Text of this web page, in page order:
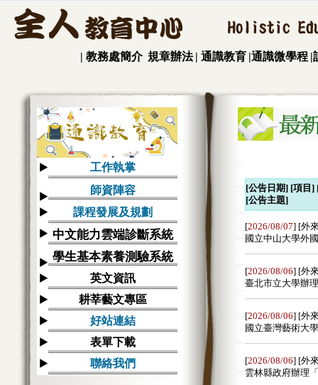
| 教務處簡介 規章辦法 | 通識教育 |通識微學程 |
工作執掌
師資陣容
課程發展及規劃
中文能力雲端診斷系統
學生基本素養測驗系統
英文資訊
耕莘藝文專區
好站連結
表單下載
聯絡我們